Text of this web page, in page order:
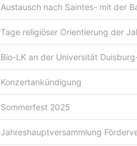
Austausch nach Saintes- mit der
Tage religiöser Orientierung der
Bio-LK an der Universität
Konzertankündigung
Sommerfest 2025
Jahreshauptversammlung